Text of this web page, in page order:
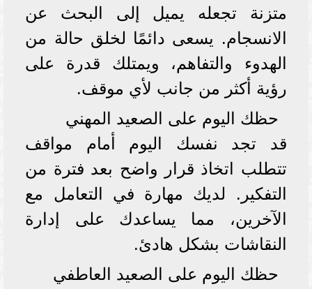
متزنة تجعله يميل إلى البحث عن
الانسجام. يسعى دائمًا لخلق حالة من
الهدوء والتفاهم، ويمتلك قدرة على
رؤية أكثر من جانب لأي موقف.
حظك اليوم على الصعيد المهني
قد تجد نفسك اليوم أمام مواقف
تتطلب اتخاذ قرار واضح بعد فترة من
التفكير. لديك مهارة في التعامل مع
الآخرين، مما يساعدك على إدارة
النقاشات بشكل هادئ.
حظك اليوم على الصعيد العاطفي